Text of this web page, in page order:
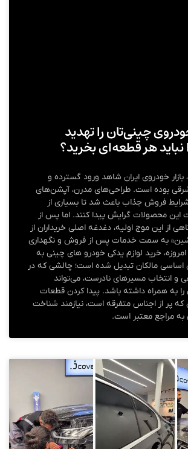
چینی‌تان را تهدید
هر قطعه‌ای بخرید؟
خودروی ایران شاهد ورود گسترده و
بوده است. طراحی‌های مدرن، آپشن‌های
فروش جذاب باعث شد تا بسیاری از
این محصولات گرایش پیدا کنند. اما پس از
از این موج اولیه، دغدغه اصلی خریداران از
به سمت خدمات پس از فروش و نگهداری
خرید لوازم یدکی خودرو های چینی به
اساسی مالکان تبدیل شده است؛ چالشی که در
و انتخاب مسیرهای نادرست، می‌تواند
به همراه داشته باشد. پیدا کردن قطعات
که پر از اجناس متفرقه است، نیازمند شناخت
مراجع معتبر است.